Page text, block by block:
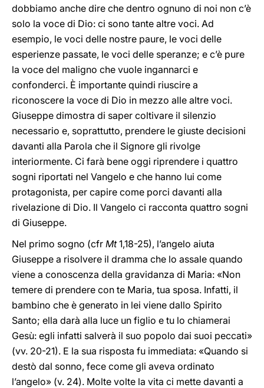
dobbiamo anche dire che dentro ognuno di noi non c’è
solo la voce di Dio: ci sono tante altre voci. Ad
esempio, le voci delle nostre paure, le voci delle
esperienze passate, le voci delle speranze; e c’è pure
la voce del maligno che vuole ingannarci e
confonderci. È importante quindi riuscire a
riconoscere la voce di Dio in mezzo alle altre voci.
Giuseppe dimostra di saper coltivare il silenzio
necessario e, soprattutto, prendere le giuste decisioni
davanti alla Parola che il Signore gli rivolge
interiormente. Ci farà bene oggi riprendere i quattro
sogni riportati nel Vangelo e che hanno lui come
protagonista, per capire come porci davanti alla
rivelazione di Dio. Il Vangelo ci racconta quattro sogni
di Giuseppe.
Nel primo sogno (cfr Mt1,18-25), l’angelo aiuta
Giuseppe a risolvere il dramma che lo assale quando
viene a conoscenza della gravidanza di Maria: «Non
temere di prendere con te Maria, tua sposa. Infatti, il
bambino che è generato in lei viene dallo Spirito
Santo; ella darà alla luce un figlio e tu lo chiamerai
Gesù: egli infatti salverà il suo popolo dai suoi peccati»
(vv. 20-21). E la sua risposta fu immediata: «Quando si
destò dal sonno, fece come gli aveva ordinato
l’angelo» (v. 24). Molte volte la vita ci mette davanti a